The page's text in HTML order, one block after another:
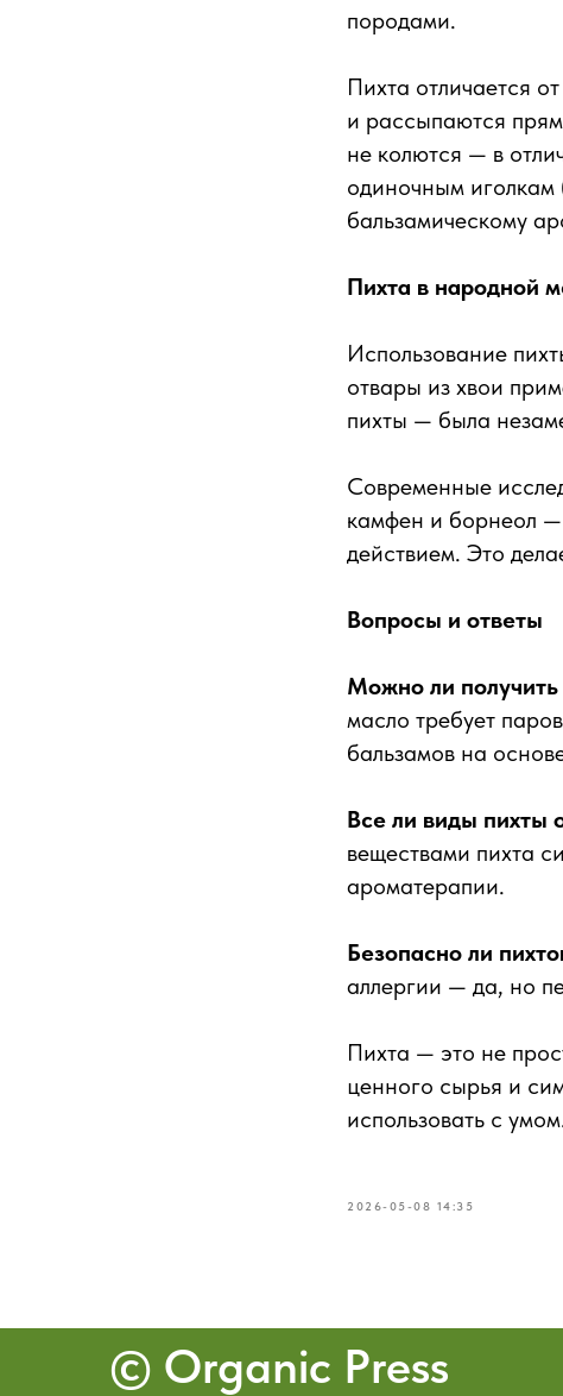
породами.
Пихта отличается
и рассыпаются
не колются — в
одиночным иголкам
бальзамическому
Пихта в народной
Использование
отвары из хвои
пихты — была
Современные
камфен и борнеол
действием. Это
Вопросы и ответы
Можно ли получить
масло требует
бальзамов на
Все ли виды пихты
веществами пихта
ароматерапии.
Безопасно ли
аллергии — да, но
Пихта — это не
ценного сырья и
использовать с
2026-05-08 14:35
© Organic Press